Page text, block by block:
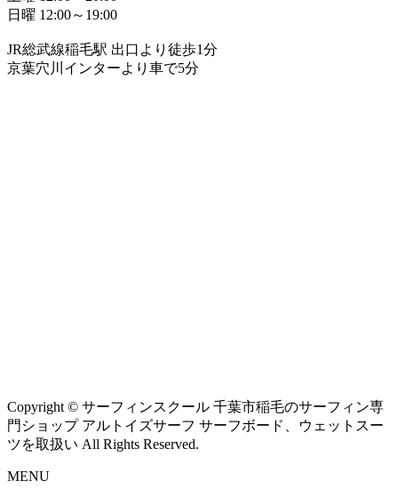
日曜 12:00～19:00
JR総武線稲毛駅 出口より徒歩1分
京葉穴川インターより車で5分
Copyright © サーフィンスクール 千葉市稲毛のサーフィン専
門ショップ アルトイズサーフ サーフボード、ウェットスー
ツを取扱い All Rights Reserved.
MENU